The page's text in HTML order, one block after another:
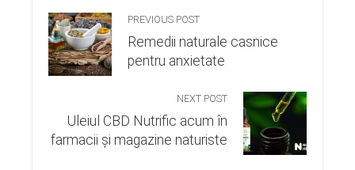
PREVIOUS POST
Remedii naturale casnice
pentru anxietate
NEXT POST
Uleiul CBD Nutrific acum în
farmacii și magazine naturiste